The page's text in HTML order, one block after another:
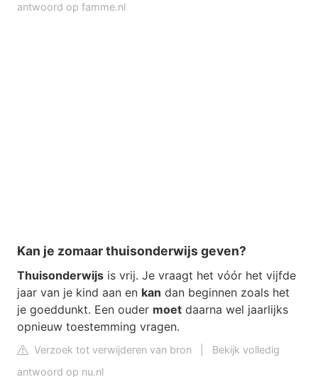
antwoord op famme.nl
Kan je zomaar thuisonderwijs geven?
Thuisonderwijs is vrij. Je vraagt het vóór het vijfde
jaar van je kind aan en kan dan beginnen zoals het
je goeddunkt. Een ouder moet daarna wel jaarlijks
opnieuw toestemming vragen.
Verzoek tot verwijderen van bron
Bekijk volledig
antwoord op nu.nl